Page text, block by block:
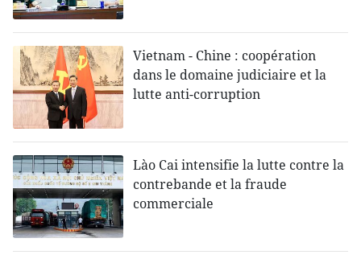
Vietnam - Chine : coopération
dans le domaine judiciaire et la
lutte anti-corruption
Lào Cai intensifie la lutte contre la
contrebande et la fraude
commerciale